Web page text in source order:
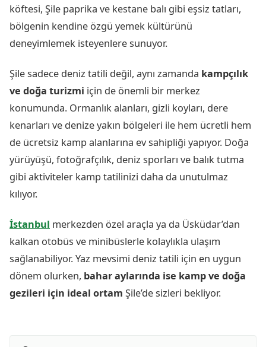
köftesi, Şile paprika ve kestane balı gibi eşsiz tatları,
bölgenin kendine özgü yemek kültürünü
deneyimlemek isteyenlere sunuyor.
Şile sadece deniz tatili değil, aynı zamanda kampçılık
ve doğa turizmi için de önemli bir merkez
konumunda. Ormanlık alanları, gizli koyları, dere
kenarları ve denize yakın bölgeleri ile hem ücretli hem
de ücretsiz kamp alanlarına ev sahipliği yapıyor. Doğa
yürüyüşü, fotoğrafçılık, deniz sporları ve balık tutma
gibi aktiviteler kamp tatilinizi daha da unutulmaz
kılıyor.
İstanbul merkezden özel araçla ya da Üsküdar’dan
kalkan otobüs ve minibüslerle kolaylıkla ulaşım
sağlanabiliyor. Yaz mevsimi deniz tatili için en uygun
dönem olurken, bahar aylarında ise kamp ve doğa
gezileri için ideal ortam Şile’de sizleri bekliyor.